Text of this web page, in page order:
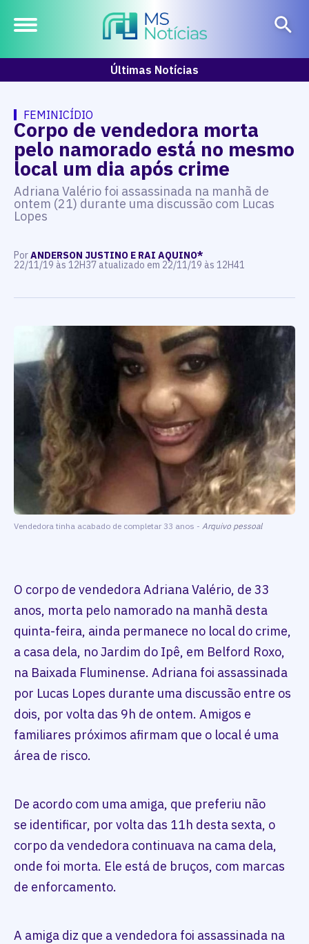
Últimas Notícias
FEMINICÍDIO
Corpo de vendedora morta
pelo namorado está no mesmo
local um dia após crime
Adriana Valério foi assassinada na manhã de
ontem (21) durante uma discussão com Lucas
Lopes
PorANDERSON JUSTINO E RAI AQUINO*
22/11/19 às 12H37 atualizado em 22/11/19 às 12H41
Vendedora tinha acabado de completar 33 anos - Arquivo pessoal
O corpo de vendedora Adriana Valério, de 33
anos, morta pelo namorado na manhã desta
quinta-feira, ainda permanece no local do crime,
a casa dela, no Jardim do Ipê, em Belford Roxo,
na Baixada Fluminense. Adriana foi assassinada
por Lucas Lopes durante uma discussão entre os
dois, por volta das 9h de ontem. Amigos e
familiares próximos afirmam que o local é uma
área de risco.
De acordo com uma amiga, que preferiu não
se identificar, por volta das 11h desta sexta, o
corpo da vendedora continuava na cama dela,
onde foi morta. Ele está de bruços, com marcas
de enforcamento.
A amiga diz que a vendedora foi assassinada na